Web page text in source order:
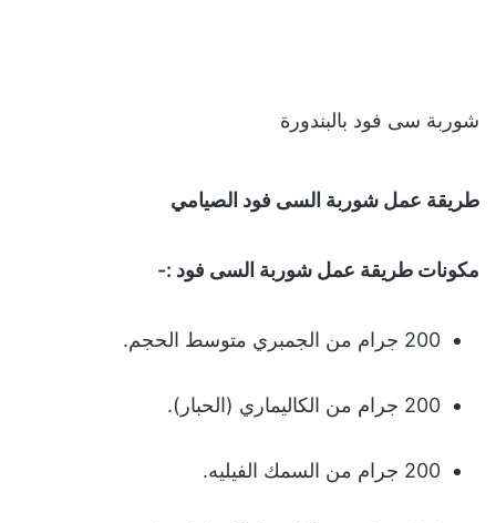
شوربة سى فود بالبندورة
طريقة عمل شوربة السى فود الصيامي
مكونات طريقة عمل شوربة السى فود :-
200 جرام من الجمبري متوسط الحجم.
200 جرام من الكاليماري (الحبار).
200 جرام من السمك الفيليه.